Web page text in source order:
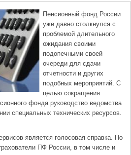
Пенсионный фонд России
уже давно столкнулся с
проблемой длительного
ожидания своими
подопечными своей
очереди для сдачи
отчетности и других
подобных мероприятий. С
целью сокращения
фонда руководство ведомства
специальных технических ресурсов.
является голосовая справка. По
ПФ России, в том числе и